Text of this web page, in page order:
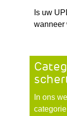
Is uw
wanneer
In ons